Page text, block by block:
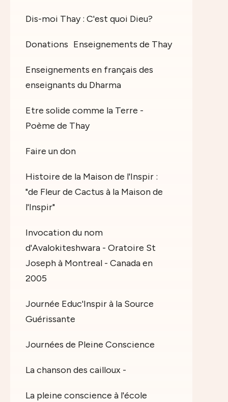
Dis-moi Thay : C'est quoi Dieu?
Donations Enseignements de Thay
Enseignements en français des
enseignants du Dharma
Etre solide comme la Terre -
Poème de Thay
Faire un don
Histoire de la Maison de l'Inspir :
"de Fleur de Cactus à la Maison de
l'Inspir"
Invocation du nom
d'Avalokiteshwara - Oratoire St
Joseph à Montreal - Canada en
2005
Journée Educ'Inspir à la Source
Guérissante
Journées de Pleine Conscience
La chanson des cailloux -
La pleine conscience à l'école